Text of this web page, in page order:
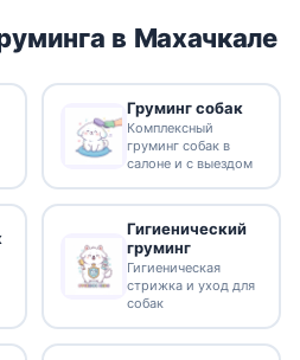
в Махачкале
Груминг собак
Комплексный
груминг собак в
салоне и с выездом
Гигиенический
груминг
Гигиеническая
стрижка и уход для
собак